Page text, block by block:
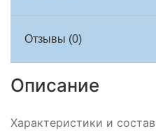
Отзывы (0)
Описание
Характеристики и